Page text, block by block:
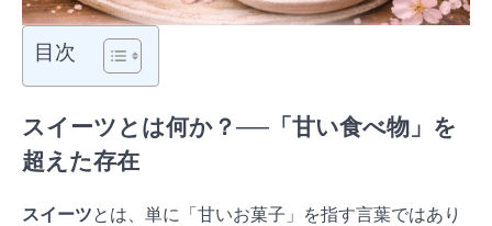
目次
スイーツとは何か？──「甘い食べ物」を
超えた存在
スイーツとは、単に「甘いお菓子」を指す言葉ではあり